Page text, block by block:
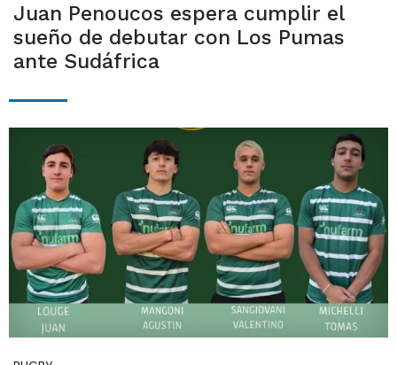
Juan Penoucos espera cumplir el
sueño de debutar con Los Pumas
ante Sudáfrica